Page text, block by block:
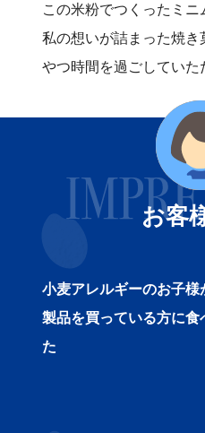
この米粉でつくったミ
私の想いが詰まった焼
やつ時間を過ごしていた
お客
小麦アレルギーのお子
製品を買っている方に食
た